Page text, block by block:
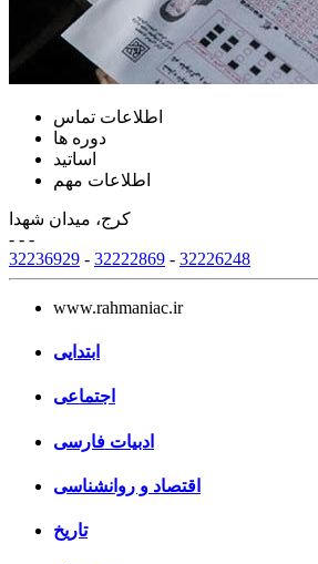
اطلاعات تماس
دوره ها
اساتید
اطلاعات مهم
کرج، میدان شهدا
- - -
32236929 - 32222869 - 32226248
www.rahmaniac.ir
ابتدایی
اجتماعی
ادبیات فارسی
اقتصاد و روانشناسی
تاریخ